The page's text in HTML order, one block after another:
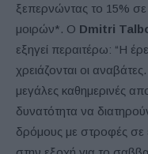
ξεπερνώντας το 15% σε
μοιρών*. Ο Dmitri
εξηγεί περαιτέρω: “Η
χρειάζονται οι
μεγάλες καθημερινές
δυνατότητα να
δρόμους με στροφές σε